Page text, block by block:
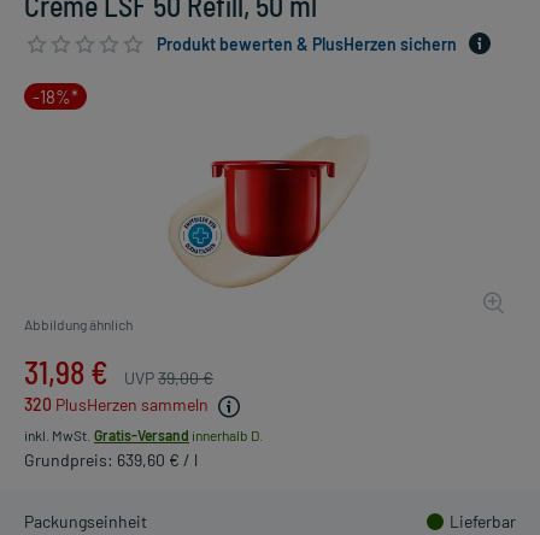
Produkt bewerten & PlusHerzen sichern
-18%*
Abbildung ähnlich
31,98 € UVP39,00 €
320 PlusHerzen sammeln
inkl. MwSt. Gratis-Versand innerhalb D.
Grundpreis: 639,60 € / l
Packungseinheit Lieferbar